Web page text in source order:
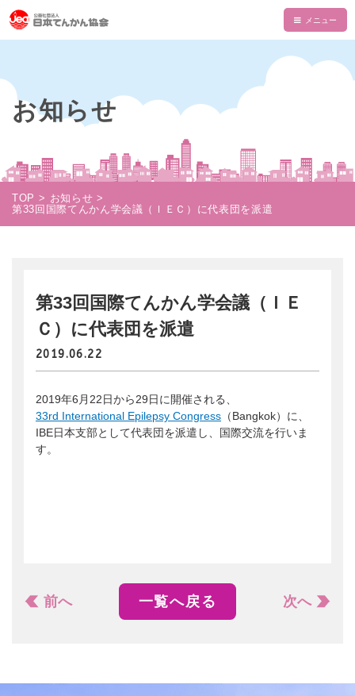
てんかんについて
てんかんとは
発作の介助と観察
使える制度
てんかん協会について
てんかん協会とは
支部一覧
公益事業
相談事業
支援のお願い
サポーター
情報誌・書籍・DVD
てんかん関連書籍
ダウンロード
ムービー
物品などでの支援
時間や労力の提供
団体・企業への協賛による支援
書籍注文リスト
会員ログイン
お知らせ
TOP
お知らせ
第33回国際てんかん学会議（ＩＥＣ）に代表団を派遣
第33回国際てんかん学会議（ＩＥ
Ｃ）に代表団を派遣
2019.06.22
2019年6月22日から29日に開催される、
33rd International Epilepsy Congress （Bangkok）に、
IBE日本支部として代表団を派遣し、国際交流を行いま
す。
前へ 一覧へ戻る 次へ